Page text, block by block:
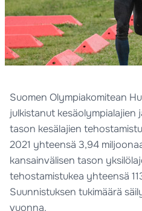
Suomen Olympiakomitean
julkistanut kesäolympialajien
tason kesälajien
2021 yhteensä 3,94
kansainvälisen tason
tehostamistukea yhteensä
Suunnistuksen tukimäärä
vuonna.